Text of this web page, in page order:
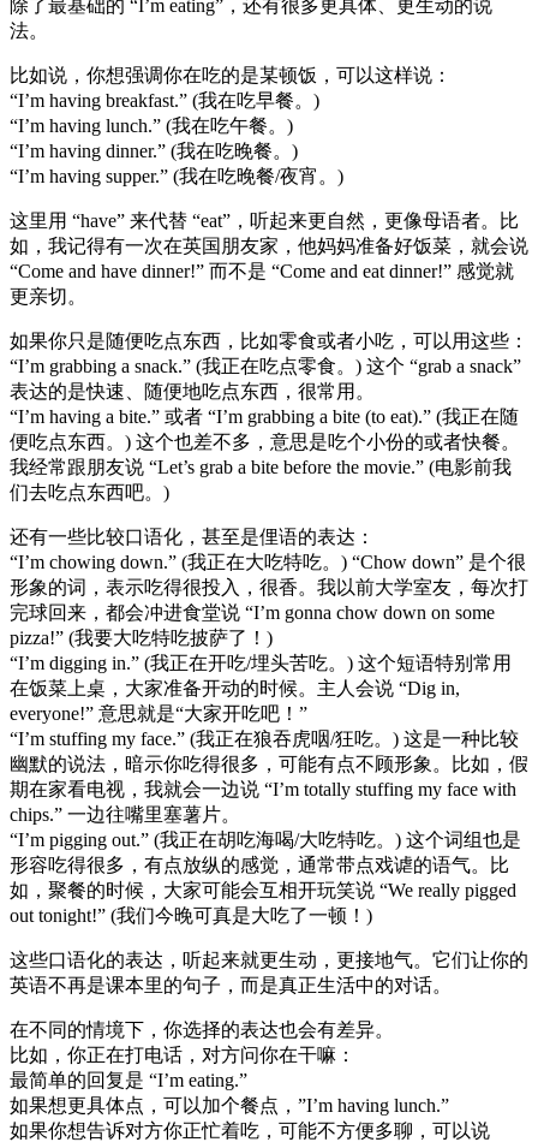
除了最基础的 “I’m eating”，还有很多更具体、更生动的说
法。
比如说，你想强调你在吃的是某顿饭，可以这样说：
“I’m having breakfast.” (我在吃早餐。)
“I’m having lunch.” (我在吃午餐。)
“I’m having dinner.” (我在吃晚餐。)
“I’m having supper.” (我在吃晚餐/夜宵。)
这里用 “have” 来代替 “eat”，听起来更自然，更像母语者。比
如，我记得有一次在英国朋友家，他妈妈准备好饭菜，就会说
“Come and have dinner!” 而不是 “Come and eat dinner!” 感觉就
更亲切。
如果你只是随便吃点东西，比如零食或者小吃，可以用这些：
“I’m grabbing a snack.” (我正在吃点零食。) 这个 “grab a snack”
表达的是快速、随便地吃点东西，很常用。
“I’m having a bite.” 或者 “I’m grabbing a bite (to eat).” (我正在随
便吃点东西。) 这个也差不多，意思是吃个小份的或者快餐。
我经常跟朋友说 “Let’s grab a bite before the movie.” (电影前我
们去吃点东西吧。)
还有一些比较口语化，甚至是俚语的表达：
“I’m chowing down.” (我正在大吃特吃。) “Chow down” 是个很
形象的词，表示吃得很投入，很香。我以前大学室友，每次打
完球回来，都会冲进食堂说 “I’m gonna chow down on some
pizza!” (我要大吃特吃披萨了！)
“I’m digging in.” (我正在开吃/埋头苦吃。) 这个短语特别常用
在饭菜上桌，大家准备开动的时候。主人会说 “Dig in,
everyone!” 意思就是“大家开吃吧！”
“I’m stuffing my face.” (我正在狼吞虎咽/狂吃。) 这是一种比较
幽默的说法，暗示你吃得很多，可能有点不顾形象。比如，假
期在家看电视，我就会一边说 “I’m totally stuffing my face with
chips.” 一边往嘴里塞薯片。
“I’m pigging out.” (我正在胡吃海喝/大吃特吃。) 这个词组也是
形容吃得很多，有点放纵的感觉，通常带点戏谑的语气。比
如，聚餐的时候，大家可能会互相开玩笑说 “We really pigged
out tonight!” (我们今晚可真是大吃了一顿！)
这些口语化的表达，听起来就更生动，更接地气。它们让你的
英语不再是课本里的句子，而是真正生活中的对话。
在不同的情境下，你选择的表达也会有差异。
比如，你正在打电话，对方问你在干嘛：
最简单的回复是 “I’m eating.”
如果想更具体点，可以加个餐点，”I’m having lunch.”
如果你想告诉对方你正忙着吃，可能不方便多聊，可以说